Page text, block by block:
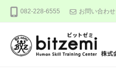
082-228-6555 お問い合わせ
会
社
ビ